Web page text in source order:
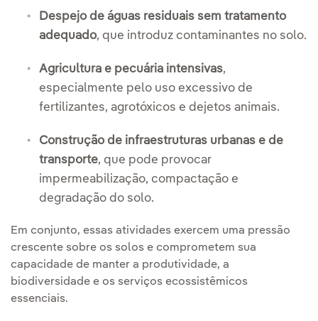
Despejo de águas residuais sem tratamento
adequado, que introduz contaminantes no solo.
Agricultura e pecuária intensivas,
especialmente pelo uso excessivo de
fertilizantes, agrotóxicos e dejetos animais.
Construção de infraestruturas urbanas e de
transporte, que pode provocar
impermeabilização, compactação e
degradação do solo.
Em conjunto, essas atividades exercem uma pressão
crescente sobre os solos e comprometem sua
capacidade de manter a produtividade, a
biodiversidade e os serviços ecossistêmicos
essenciais.